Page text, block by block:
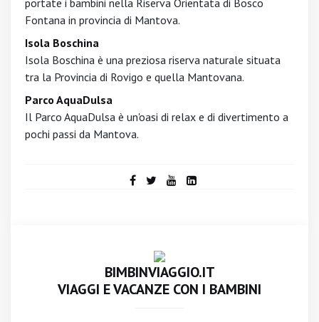
portate i bambini nella Riserva Orientata di Bosco
Fontana in provincia di Mantova.
Isola Boschina
Isola Boschina è una preziosa riserva naturale situata
tra la Provincia di Rovigo e quella Mantovana.
Parco AquaDulsa
Il Parco AquaDulsa è un'oasi di relax e di divertimento a
pochi passi da Mantova.
BIMBINVIAGGIO.IT
VIAGGI E VACANZE CON I BAMBINI